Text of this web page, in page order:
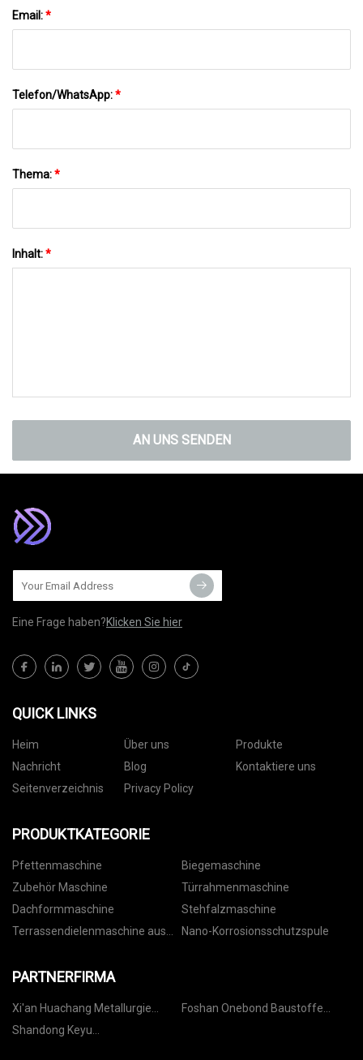
Email:*
Telefon/WhatsApp:*
Thema:*
Inhalt:*
AN UNS SENDEN
Eine Frage haben?Klicken Sie hier
QUICK LINKS
Heim Über uns
Produkte
Nachricht
Blog
Kontaktiere uns
Seitenverzeichnis
Privacy Policy
PRODUKTKATEGORIE
Pfettenmaschine
Biegemaschine
Zubehör Maschine
Türrahmenmaschine
Dachformmaschine
Stehfalzmaschine
Terrassendielenmaschine aus
Nano-Korrosionsschutzspule
PARTNERFIRMA
Xi'an Huachang Metallurgie
Foshan Onebond Baustoffe
Shandong Keyu